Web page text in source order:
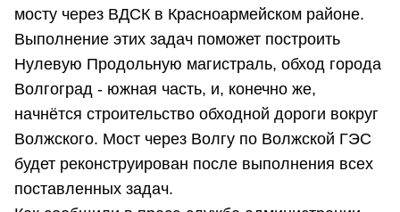
мосту через ВДСК в Красноармейском районе.
Выполнение этих задач поможет построить
Нулевую Продольную магистраль, обход города
Волгоград - южная часть, и, конечно же,
начнётся строительство обходной дороги вокруг
Волжского. Мост через Волгу по Волжской ГЭС
будет реконструирован после выполнения всех
поставленных задач.